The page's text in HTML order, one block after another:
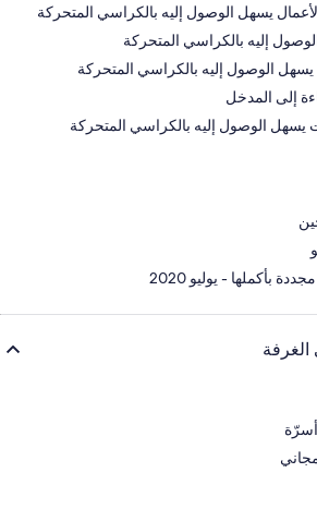
يسهل الوصول إليه بالكراسي المتحركة
إليه بالكراسي المتحركة
الوصول إليه بالكراسي المتحركة
إلى المدخل
الوصول إليه بالكراسي المتحركة
بأكملها - يوليو 2020